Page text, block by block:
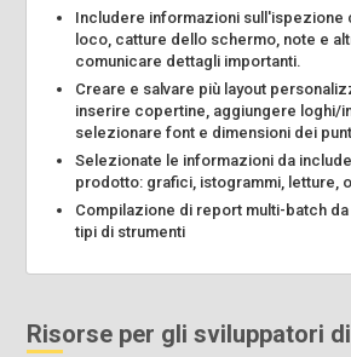
Includere informazioni sull'ispezione
loco, catture dello schermo, note e
comunicare dettagli importanti.
Creare e salvare più layout
inserire copertine, aggiungere loghi/
selezionare font e dimensioni dei
Selezionate le informazioni da
prodotto: grafici, istogrammi, letture,
Compilazione di report multi-batch da
tipi di strumenti
Risorse per gli sviluppatori